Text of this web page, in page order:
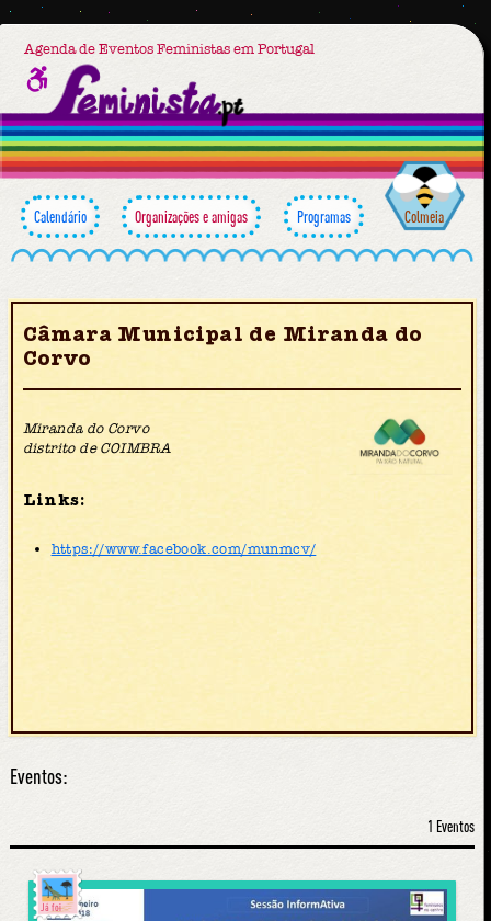
Agenda de Eventos Feministas em Portugal
Calendário Organizações e amigas Programas Colmeia
Câmara Municipal de Miranda do
Corvo
Miranda do Corvo
distrito de COIMBRA
Links:
https://www.facebook.com/munmcv/
Eventos:
1 Eventos
Já foi